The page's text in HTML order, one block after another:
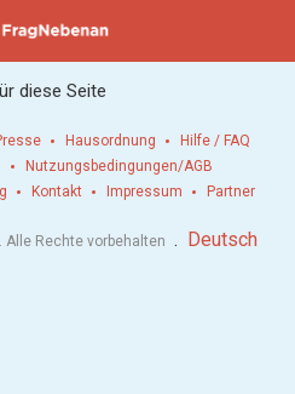
diese Seite
Hausordnung
Hilfe / FAQ
Nutzungsbedingungen/AGB
Kontakt Impressum Partner
Alle Rechte vorbehalten . Deutsch